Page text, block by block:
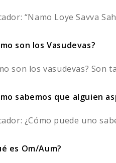
“Namo Loye Savva
son los Vasudevas?
son los vasudevas? Son
sabemos que alguien
¿Cómo puede uno
es Om/Aum?